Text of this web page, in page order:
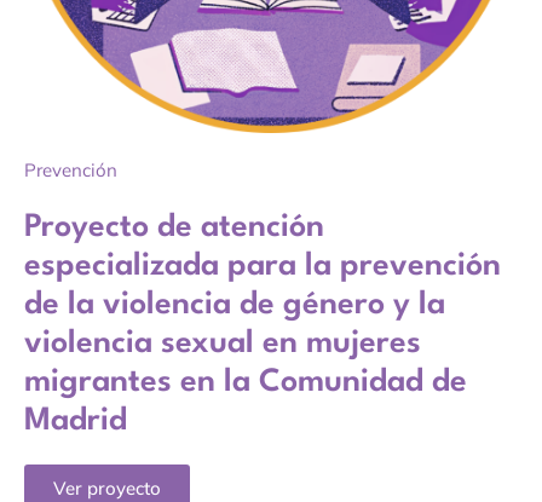
Prevención
Proyecto de atención
especializada para la prevención
de la violencia de género y la
violencia sexual en mujeres
migrantes en la Comunidad de
Madrid
Ver proyecto